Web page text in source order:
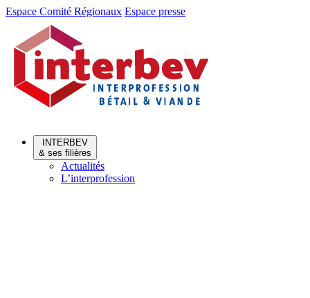
Aller
Aller
contenu
Espace Comité Régionaux Espace presse
INTERBEV
& ses filières
Actualités
L’interprofession